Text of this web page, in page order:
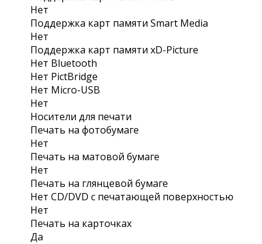
Нет
Поддержка карт памяти Smart Media
Нет
Поддержка карт памяти xD-Picture
Нет Bluetooth
Нет PictBridge
Нет Micro-USB
Нет
Носители для печати
Печать на фотобумаге
Нет
Печать на матовой бумаге
Нет
Печать на глянцевой бумаге
Нет CD/DVD с печатающей поверхностью
Нет
Печать на карточках
Да